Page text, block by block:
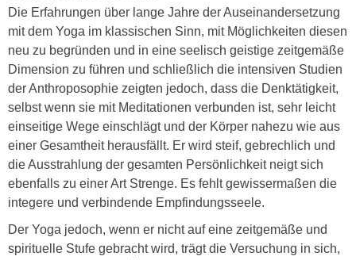
Die Erfahrungen über lange Jahre der Auseinandersetzung
mit dem Yoga im klassischen Sinn, mit Möglichkeiten diesen
neu zu begründen und in eine seelisch geistige zeitgemäße
Dimension zu führen und schließlich die intensiven Studien
der Anthroposophie zeigten jedoch, dass die Denktätigkeit,
selbst wenn sie mit Meditationen verbunden ist, sehr leicht
einseitige Wege einschlägt und der Körper nahezu wie aus
einer Gesamtheit herausfällt. Er wird steif, gebrechlich und
die Ausstrahlung der gesamten Persönlichkeit neigt sich
ebenfalls zu einer Art Strenge. Es fehlt gewissermaßen die
integere und verbindende Empfindungsseele.
Der Yoga jedoch, wenn er nicht auf eine zeitgemäße und
spirituelle Stufe gebracht wird, trägt die Versuchung in sich,